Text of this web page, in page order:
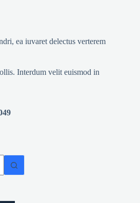
ea iuvaret delectus verterem
Interdum velit euismod in